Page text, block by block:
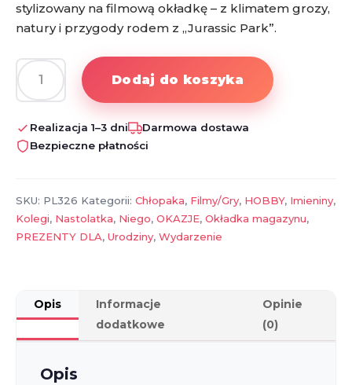
stylizowany na filmową okładkę – z klimatem grozy,
natury i przygody rodem z „Jurassic Park”.
ilość
Personalizowany
plakat
„Jurassic
zdjęciem
–
wyjątkowy
dinozaurów
i
przygód
Dodaj do koszyka
Realizacja 1–3 dni
Darmowa dostawa
Bezpieczne płatności
SKU: PL326 Kategorii: Chłopaka, Filmy/Gry, HOBBY, Imieniny,
Kolegi, Nastolatka, Niego, OKAZJE, Okładka magazynu,
PREZENTY DLA, Urodziny, Wydarzenie
Opis
Informacje
dodatkowe
Opinie
(0)
Opis